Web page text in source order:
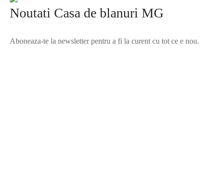
Noutati Casa de blanuri MG
Aboneaza-te la newsletter pentru a fi la curent cu tot ce e nou.